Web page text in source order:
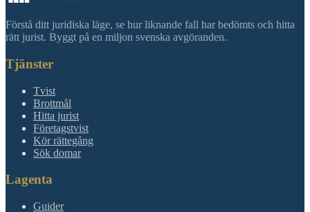
Förstå ditt juridiska läge, se hur liknande fall har bedömts och hitta
rätt jurist. Byggt på en miljon svenska avgöranden.
Tjänster
Tvist
Brottmål
Hitta jurist
Företagstvist
Kör rättegång
Sök domar
Lagenta
Guider